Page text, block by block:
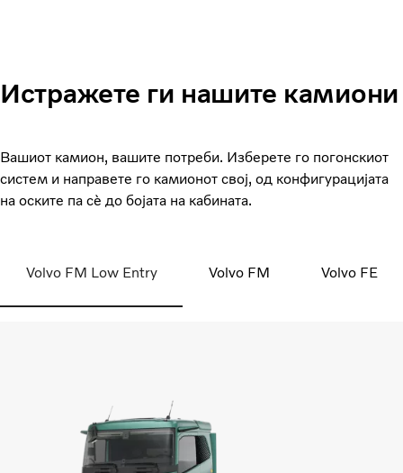
Истражете ги нашите камиони
Вашиот камион, вашите потреби. Изберете го погонскиот
систем и направете го камионот свој, од конфигурацијата
на оските па сè до бојата на кабината.
Volvo FM Low Entry Volvo FM Volvo FE